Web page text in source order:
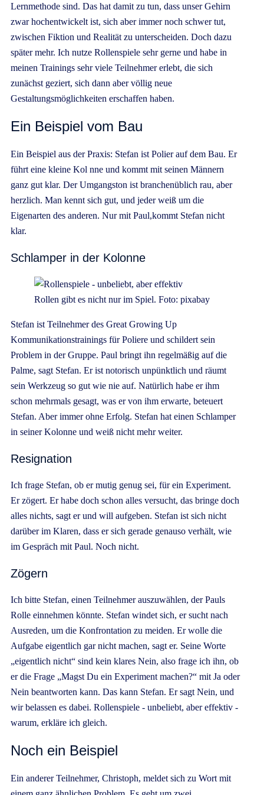
Lernmethode sind. Das hat damit zu tun, dass unser Gehirn
zwar hochentwickelt ist, sich aber immer noch schwer tut,
zwischen Fiktion und Realität zu unterscheiden. Doch dazu
später mehr. Ich nutze Rollenspiele sehr gerne und habe in
meinen Trainings sehr viele Teilnehmer erlebt, die sich
zunächst geziert, sich dann aber völlig neue
Gestaltungsmöglichkeiten erschaffen haben.
Ein Beispiel vom Bau
Ein Beispiel aus der Praxis: Stefan ist Polier auf dem Bau. Er
führt eine kleine Kol nne und kommt mit seinen Männern
ganz gut klar. Der Umgangston ist branchenüblich rau, aber
herzlich. Man kennt sich gut, und jeder weiß um die
Eigenarten des anderen. Nur mit Paul,kommt Stefan nicht
klar.
Schlamper in der Kolonne
Rollen gibt es nicht nur im Spiel. Foto: pixabay
Stefan ist Teilnehmer des Great Growing Up
Kommunikationstrainings für Poliere und schildert sein
Problem in der Gruppe. Paul bringt ihn regelmäßig auf die
Palme, sagt Stefan. Er ist notorisch unpünktlich und räumt
sein Werkzeug so gut wie nie auf. Natürlich habe er ihm
schon mehrmals gesagt, was er von ihm erwarte, beteuert
Stefan. Aber immer ohne Erfolg. Stefan hat einen Schlamper
in seiner Kolonne und weiß nicht mehr weiter.
Resignation
Ich frage Stefan, ob er mutig genug sei, für ein Experiment.
Er zögert. Er habe doch schon alles versucht, das bringe doch
alles nichts, sagt er und will aufgeben. Stefan ist sich nicht
darüber im Klaren, dass er sich gerade genauso verhält, wie
im Gespräch mit Paul. Noch nicht.
Zögern
Ich bitte Stefan, einen Teilnehmer auszuwählen, der Pauls
Rolle einnehmen könnte. Stefan windet sich, er sucht nach
Ausreden, um die Konfrontation zu meiden. Er wolle die
Aufgabe eigentlich gar nicht machen, sagt er. Seine Worte
„eigentlich nicht“ sind kein klares Nein, also frage ich ihn, ob
er die Frage „Magst Du ein Experiment machen?“ mit Ja oder
Nein beantworten kann. Das kann Stefan. Er sagt Nein, und
wir belassen es dabei. Rollenspiele - unbeliebt, aber effektiv -
warum, erkläre ich gleich.
Noch ein Beispiel
Ein anderer Teilnehmer, Christoph, meldet sich zu Wort mit